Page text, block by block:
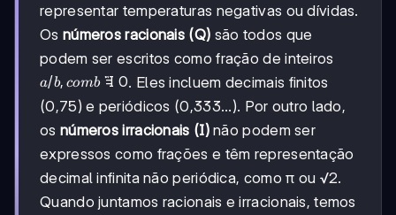
representar temperaturas negativas ou dívidas.
Os números racionais (Q) são todos que
podem ser escritos como fração de inteiros
a/b,
com
b≠0
a/b, comb 
= 0. Eles incluem decimais finitos
(0,75) e periódicos (0,333...). Por outro lado,
os números irracionais (I)não podem ser
expressos como frações e têm representação
decimal infinita não periódica, como π ou √2.
Quando juntamos racionais e irracionais, temos